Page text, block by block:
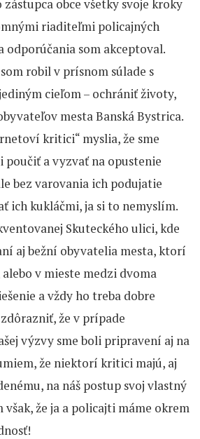
zástupca obce všetky svoje kroky
riaditeľmi policajných
odporúčania som akceptoval.
robil v prísnom súlade s
cieľom – ochrániť životy,
mesta Banská Bystrica.
kritici“ myslia, že sme
poučiť a vyzvať na opustenie
bez varovania ich podujatie
ich kukláčmi, ja si to nemyslím.
Skuteckého ulici, kde
aj bežní obyvatelia mesta, ktorí
v mieste medzi dvoma
a vždy ho treba dobre
že v prípade
výzvy sme boli pripravení aj na
že niektorí kritici majú, aj
na náš postup svoj vlastný
že ja a policajti máme okrem